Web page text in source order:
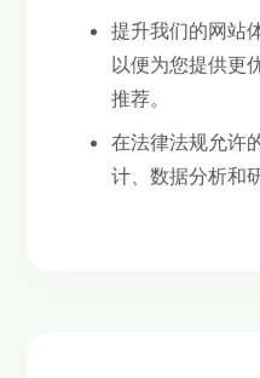
提升我们的网站
以便为您提供更
推荐。
在法律法规允许
计、数据分析和